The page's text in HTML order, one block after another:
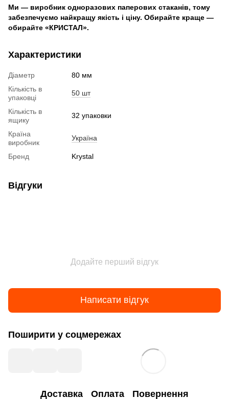
Ми — виробник одноразових паперових стаканів, тому
забезпечуємо найкращу якість і ціну. Обирайте краще —
обирайте «КРИСТАЛ».
Характеристики
Діаметр
80 мм
Кількість в
упаковці
50 шт
Кількість в
ящику
32 упаковки
Країна
виробник
Україна
Бренд Krystal
Відгуки
Додайте перший відгук
Написати відгук
Поширити у соцмережах
Доставка Оплата Повернення